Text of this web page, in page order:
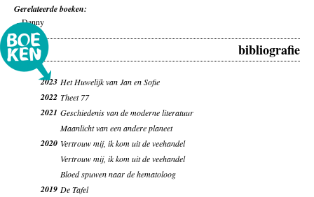
Gerelateerde boeken:
-Danny
bibliografie
2023 Het Huwelijk van Jan en Sofie
2022 Theet 77
2021 Geschiedenis van de moderne literatuur
Maanlicht van een andere planeet
2020 Vertrouw mij, ik kom uit de veehandel
Vertrouw mij, ik kom uit de veehandel
Bloed spuwen naar de hematoloog
2019 De Tafel